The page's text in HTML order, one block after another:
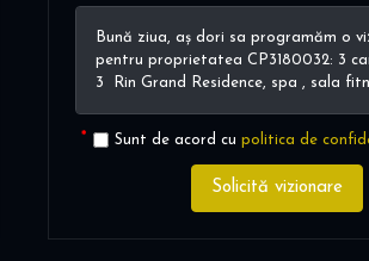
Sunt de acord cu politica de
Solicită vizionare